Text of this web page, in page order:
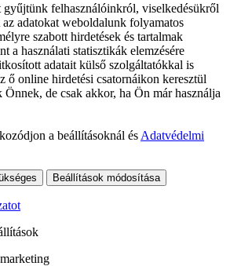
gyűjtünk felhasználóinkról, viselkedésükről
adatokat weboldalunk folyamatos
szabott hirdetések és tartalmak
a használati statisztikák elemzésére
adatait külső szolgáltatókkal is
ő online hirdetési csatornáikon keresztül
Önnek, de csak akkor, ha Ön már használja
a beállításoknál és Adatvédelmi
Beállítások módosítása